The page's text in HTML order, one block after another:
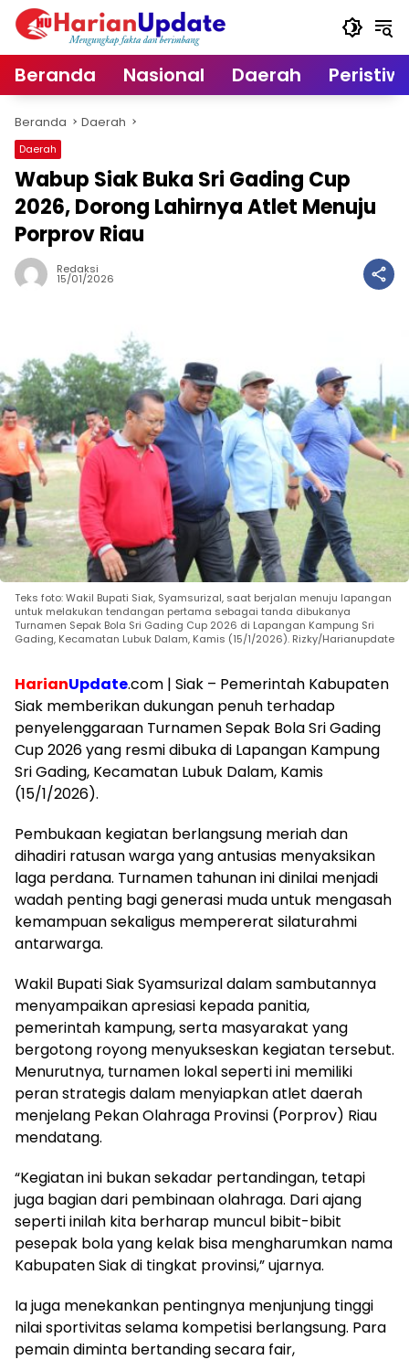
Langsung
Beranda Nasional Daerah
Beranda Daerah
Daerah
Wabup Siak Buka Sri Gading Cup
2026, Dorong Lahirnya Atlet Menuju
Porprov Riau
Redaksi
15/01/2026
Teks foto: Wakil Bupati Siak, Syamsurizal, saat berjalan menuju lapangan
untuk melakukan tendangan pertama sebagai tanda dibukanya
Turnamen Sepak Bola Sri Gading Cup 2026 di Lapangan Kampung Sri
Gading, Kecamatan Lubuk Dalam, Kamis (15/1/2026). Rizky/Harianupdate
HarianUpdate.com | Siak – Pemerintah Kabupaten
Siak memberikan dukungan penuh terhadap
penyelenggaraan Turnamen Sepak Bola Sri Gading
Cup 2026 yang resmi dibuka di Lapangan Kampung
Sri Gading, Kecamatan Lubuk Dalam, Kamis
(15/1/2026).
Pembukaan kegiatan berlangsung meriah dan
dihadiri ratusan warga yang antusias menyaksikan
laga perdana. Turnamen tahunan ini dinilai menjadi
wadah penting bagi generasi muda untuk mengasah
kemampuan sekaligus mempererat silaturahmi
antarwarga.
Wakil Bupati Siak Syamsurizal dalam sambutannya
menyampaikan apresiasi kepada panitia,
pemerintah kampung, serta masyarakat yang
bergotong royong menyukseskan kegiatan tersebut.
Menurutnya, turnamen lokal seperti ini memiliki
peran strategis dalam menyiapkan atlet daerah
menjelang Pekan Olahraga Provinsi (Porprov) Riau
mendatang.
“Kegiatan ini bukan sekadar pertandingan, tetapi
juga bagian dari pembinaan olahraga. Dari ajang
seperti inilah kita berharap muncul bibit-bibit
pesepak bola yang kelak bisa mengharumkan nama
Kabupaten Siak di tingkat provinsi,” ujarnya.
Ia juga menekankan pentingnya menjunjung tinggi
nilai sportivitas selama kompetisi berlangsung. Para
pemain diminta bertanding secara fair,